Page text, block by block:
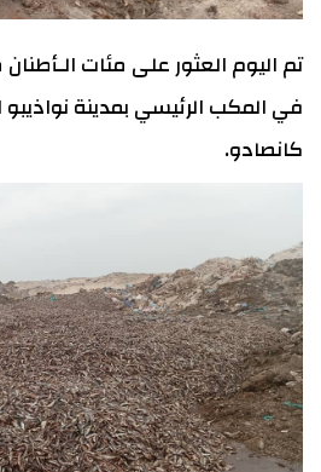
تم اليوم العثور على مئات
في المكب الرئيسي بمدينة
كانصادو.